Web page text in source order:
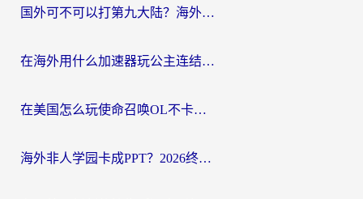
国外可不可以打第九大陆？海外玩家国服畅玩终极指南（附3大热门游戏解决妙招）
在海外用什么加速器玩公主连结：Re？老玩家亲测的稳定方案来了
在美国怎么玩使命召唤OL不卡？海外党亲测有效的国服游戏加速器指南
海外非人学园卡成PPT？2026终极加速器指南：从暗区突围到王国纪元，一篇搞定